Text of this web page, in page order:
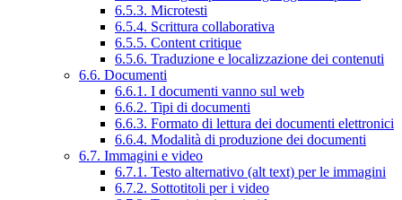
6.5.3. Microtesti
6.5.4. Scrittura collaborativa
6.5.5. Content critique
6.5.6. Traduzione e localizzazione dei contenuti
6.6. Documenti
6.6.1. I documenti vanno sul web
6.6.2. Tipi di documenti
6.6.3. Formato di lettura dei documenti elettronici
6.6.4. Modalità di produzione dei documenti
6.7. Immagini e video
6.7.1. Testo alternativo (alt text) per le immagini
6.7.2. Sottotitoli per i video